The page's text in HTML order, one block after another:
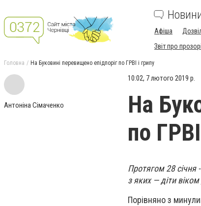
Афіша
Звіт про
Головна На Буковині перевищено епідпоріг по ГРВІ і грипу
Антоніна Сімаченко
10:02, 7 лютого 2019 р.
На
по
Протягом 28 січня
з яких — діти
Порівняно з